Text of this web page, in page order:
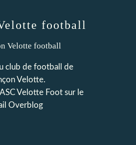
football
club de football de
Velotte.
ASC Velotte Foot sur le
Overblog